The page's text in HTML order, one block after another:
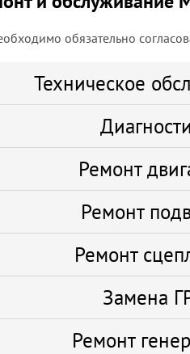
обязательно
Техническое
Ремонт
Ремонт
Ремонт
Замена
Ремонт